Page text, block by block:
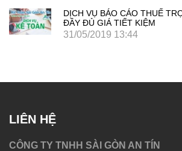
DỊCH VỤ BÁO CÁO THUẾ
ĐẦY ĐỦ GIÁ TIẾT KIỆM
31/05/2019 13:44
LIÊN HỆ
CÔNG TY TNHH SÀI GÒN AN TÍN